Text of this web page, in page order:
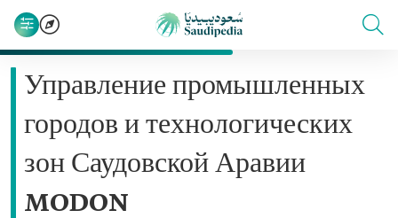
Управление промышленных
городов и технологических
зон Саудовской Аравии
MODON